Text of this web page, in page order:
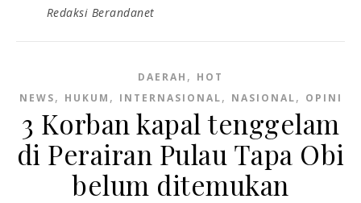
Redaksi Berandanet
DAERAH , HOT
NEWS, HUKUM , INTERNASIONAL, NASIONAL, OPINI
3 Korban kapal tenggelam
di Perairan Pulau Tapa Obi
belum ditemukan